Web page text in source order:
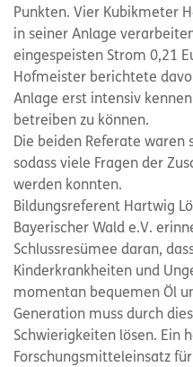
Punkten. Vier Kubikmeter
in seiner Anlage
eingespeisten Strom 0,21
Hofmeister berichtete
Anlage erst intensiv
betreiben zu können.
Die beiden Referate waren
sodass viele Fragen der
werden konnten.
Bildungsreferent Hartwig
Bayerischer Wald e.V.
Schlussresümee daran,
Kinderkrankheiten und
momentan bequemen Öl
Generation muss durch
Schwierigkeiten lösen. Ein
Forschungsmitteleinsatz